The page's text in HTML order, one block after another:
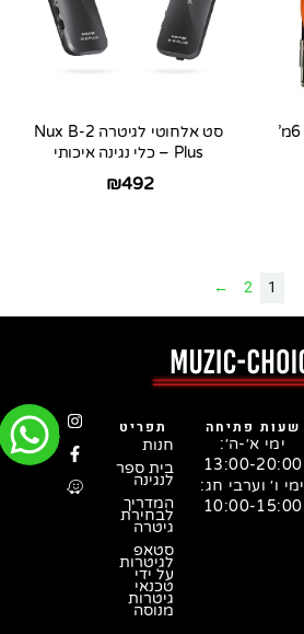
כבלPL לגיטרה באורך 6מ’
סט אלחוטי לגיטרה Nux B-2
Plus – כלי נגינה איכותי
₪492
1
2
←
שעות פתיחה
ימי א׳-ה׳:
13:00-20:00
ימי ו׳ וערבי חג:
10:00-15:00
תפריט
חנות
בית ספר
לנגינה
המדריך
לבחירת
גיטרה
סטאפ
לגיטרות
על ידי
טכנאי
גיטרות
מנוסה